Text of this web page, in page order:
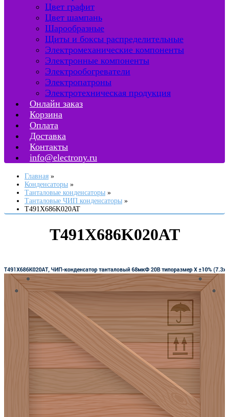
Цвет графит
Цвет шампань
Шарообразные
Щиты и боксы распределительные
Электромеханические компоненты
Электронные компоненты
Электрообогреватели
Электропатроны
Электротехническая продукция
Онлайн заказ
Корзина
Оплата
Доставка
Контакты
info@electrony.ru
Главная
Конденсаторы
Танталовые конденсаторы
Танталовые ЧИП конденсаторы
T491X686K020AT
T491X686K020AT